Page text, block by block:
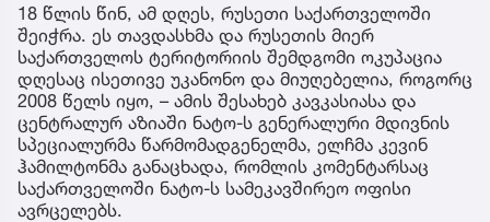
18 წლის წინ, ამ დღეს, რუსეთი საქართველოში
შეიჭრა. ეს თავდასხმა და რუსეთის მიერ
საქართველოს ტერიტორიის შემდგომი ოკუპაცია
დღესაც ისეთივე უკანონო და მიუღებელია, როგორც
2008 წელს იყო, – ამის შესახებ კავკასიასა და
ცენტრალურ აზიაში ნატო-ს გენერალური მდივნის
სპეციალურმა წარმომადგენელმა, ელჩმა კევინ
ჰამილტონმა განაცხადა, რომლის კომენტარსაც
საქართველოში ნატო-ს სამეკავშირეო ოფისი
ავრცელებს.